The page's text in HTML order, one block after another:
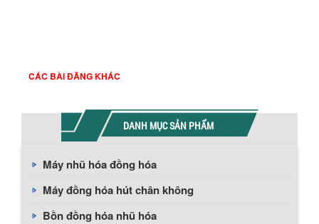
CÁC BÀI ĐĂNG KHÁC
DANH MỤC SẢN PHẨM
Máy nhũ hóa đồng hóa
Máy đồng hóa hút chân không
Bồn đồng hóa nhũ hóa